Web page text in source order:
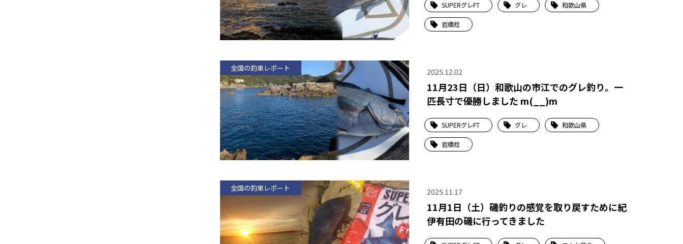
SUPERグレFT グレ 和歌山県
岩橋稔
全国の釣果レポート 2025.12.02
11月23日（日）和歌山の市江でのグレ釣り。一
匹長寸で優勝しました m(__)m
SUPERグレFT グレ 和歌山県
岩橋稔
全国の釣果レポート 2025.11.17
11月1日（土）磯釣りの感覚を取り戻すために紀
伊有田の磯に行ってきました